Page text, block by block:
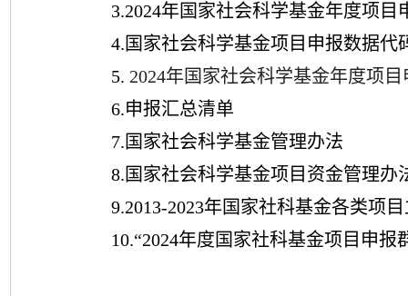
3.2024年国家社会科学基金年度项目
4.国家社会科学基金项目申报数据代
5. 2024年国家社会科学基金年度项
6.申报汇总清单
7.国家社会科学基金管理办法
8.国家社会科学基金项目资金管理办
9.2013-2023年国家社科基金各类项
10.“2024年度国家社科基金项目申报